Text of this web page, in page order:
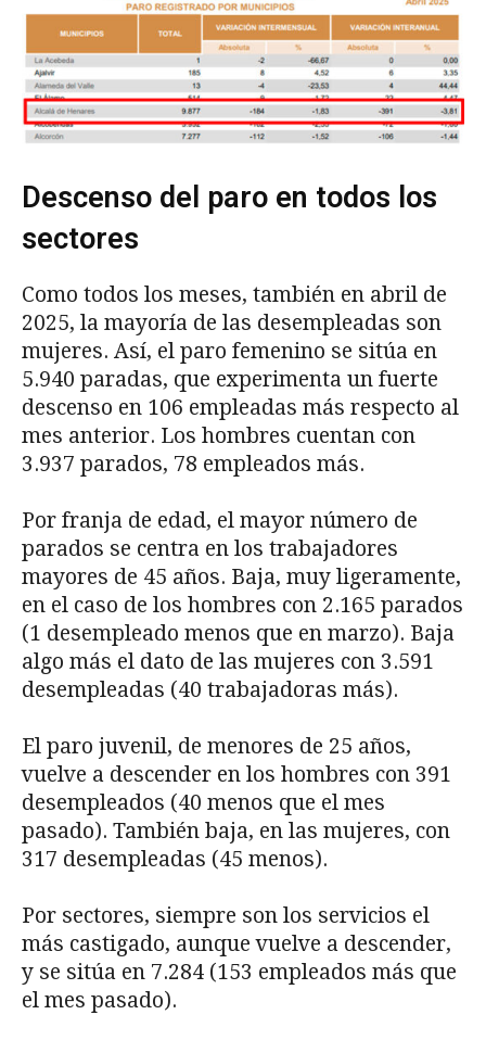
Descenso del paro en todos los
sectores
Como todos los meses, también en abril de
2025, la mayoría de las desempleadas son
mujeres. Así, el paro femenino se sitúa en
5.940 paradas, que experimenta un fuerte
descenso en 106 empleadas más respecto al
mes anterior. Los hombres cuentan con
3.937 parados, 78 empleados más.
Por franja de edad, el mayor número de
parados se centra en los trabajadores
mayores de 45 años. Baja, muy ligeramente,
en el caso de los hombres con 2.165 parados
(1 desempleado menos que en marzo). Baja
algo más el dato de las mujeres con 3.591
desempleadas (40 trabajadoras más).
El paro juvenil, de menores de 25 años,
vuelve a descender en los hombres con 391
desempleados (40 menos que el mes
pasado). También baja, en las mujeres, con
317 desempleadas (45 menos).
Por sectores, siempre son los servicios el
más castigado, aunque vuelve a descender,
y se sitúa en 7.284 (153 empleados más que
el mes pasado).